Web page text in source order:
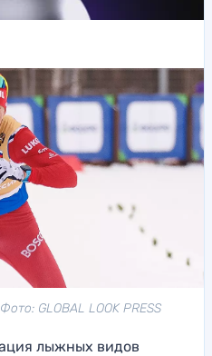
GLOBAL LOOK PRESS
лыжных видов